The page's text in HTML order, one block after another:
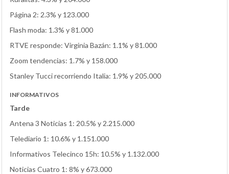
Página 2: 2.3% y 123.000
Flash moda: 1.3% y 81.000
RTVE responde: Virginia Bazán: 1.1% y 81.000
Zoom tendencias: 1.7% y 158.000
Stanley Tucci recorriendo Italia: 1.9% y 205.000
INFORMATIVOS
Tarde
Antena 3 Noticias 1: 20.5% y 2.215.000
Telediario 1: 10.6% y 1.151.000
Informativos Telecinco 15h: 10.5% y 1.132.000
Noticias Cuatro 1: 8% y 673.000